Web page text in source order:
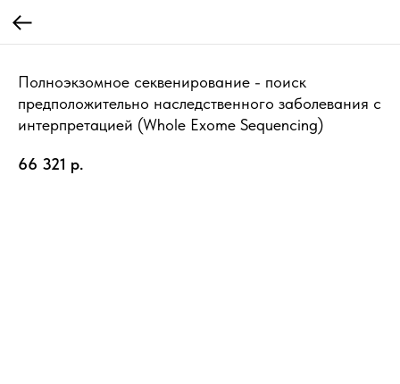
Полноэкзомное секвенирование - поиск
предположительно наследственного заболевания с
интерпретацией (Whole Exome Sequencing)
66 321 р.